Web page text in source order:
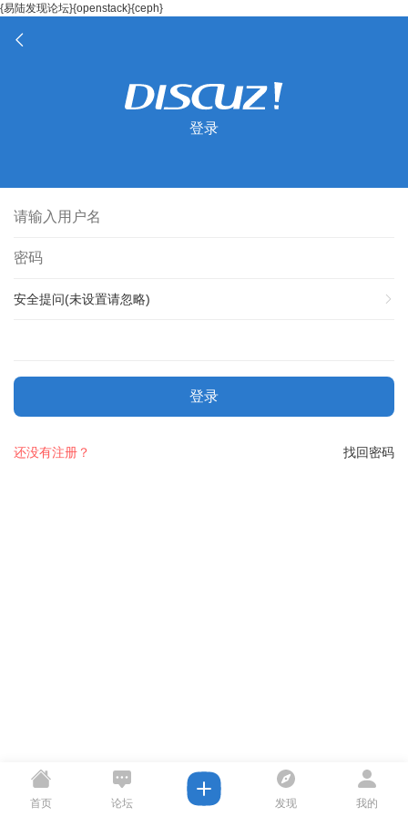
{易陆发现论坛}{openstack}{ceph}
登录
安全提问(未设置请忽略)
登录
找回密码
还没有注册？
首页 论坛 发现 我的